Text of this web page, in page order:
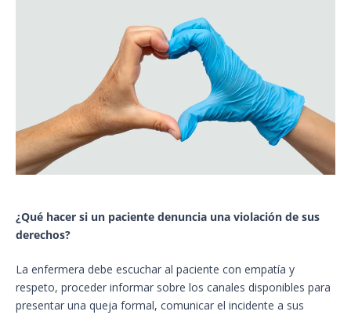
¿Qué hacer si un paciente denuncia una violación de sus
derechos?
La enfermera debe escuchar al paciente con empatía y
respeto, proceder informar sobre los canales disponibles para
presentar una queja formal, comunicar el incidente a sus